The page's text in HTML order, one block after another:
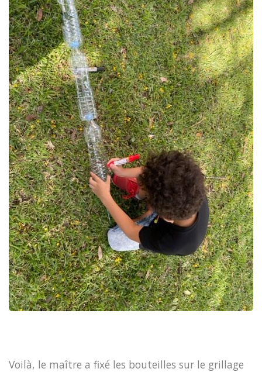
Voilà, le maître a fixé les bouteilles sur le grillage